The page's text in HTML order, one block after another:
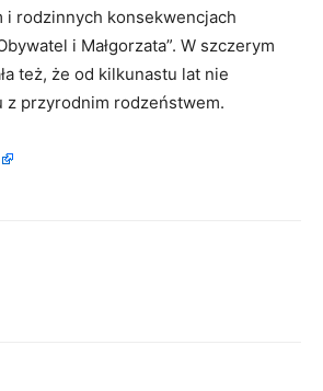
i rodzinnych konsekwencjach
i Małgorzata”. W szczerym
też, że od kilkunastu lat nie
z przyrodnim rodzeństwem.